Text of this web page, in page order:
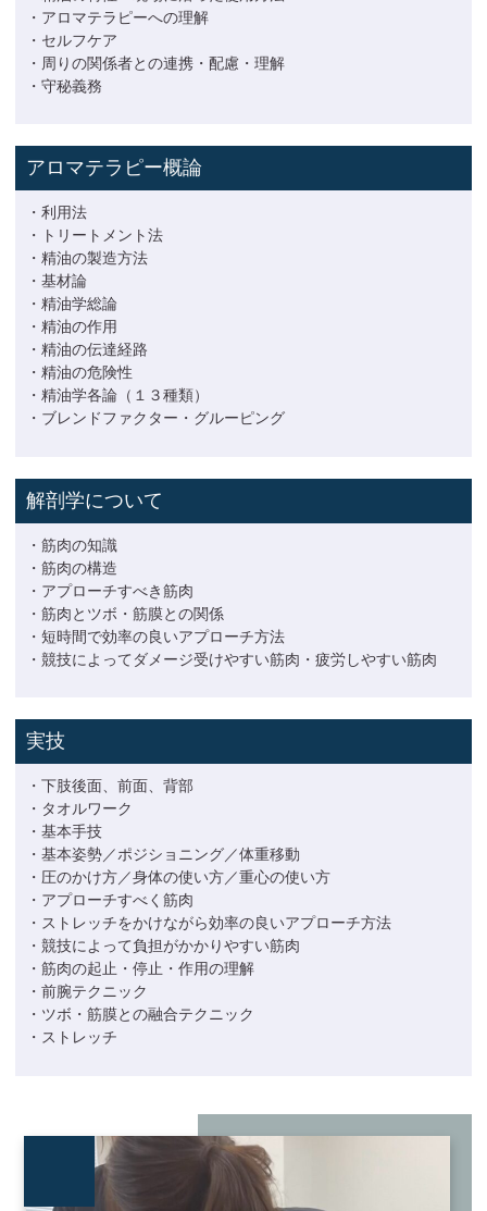
・アロマテラピーへの理解
・セルフケア
・周りの関係者との連携・配慮・理解
・守秘義務
アロマテラピー概論
・利用法
・トリートメント法
・精油の製造方法
・基材論
・精油学総論
・精油の作用
・精油の伝達経路
・精油の危険性
・精油学各論（１３種類）
・ブレンドファクター・グルーピング
解剖学について
・筋肉の知識
・筋肉の構造
・アプローチすべき筋肉
・筋肉とツボ・筋膜との関係
・短時間で効率の良いアプローチ方法
・競技によってダメージ受けやすい筋肉・疲労しやすい筋肉
実技
・下肢後面、前面、背部
・タオルワーク
・基本手技
・基本姿勢／ポジショニング／体重移動
・圧のかけ方／身体の使い方／重心の使い方
・アプローチすべく筋肉
・ストレッチをかけながら効率の良いアプローチ方法
・競技によって負担がかかりやすい筋肉
・筋肉の起止・停止・作用の理解
・前腕テクニック
・ツボ・筋膜との融合テクニック
・ストレッチ